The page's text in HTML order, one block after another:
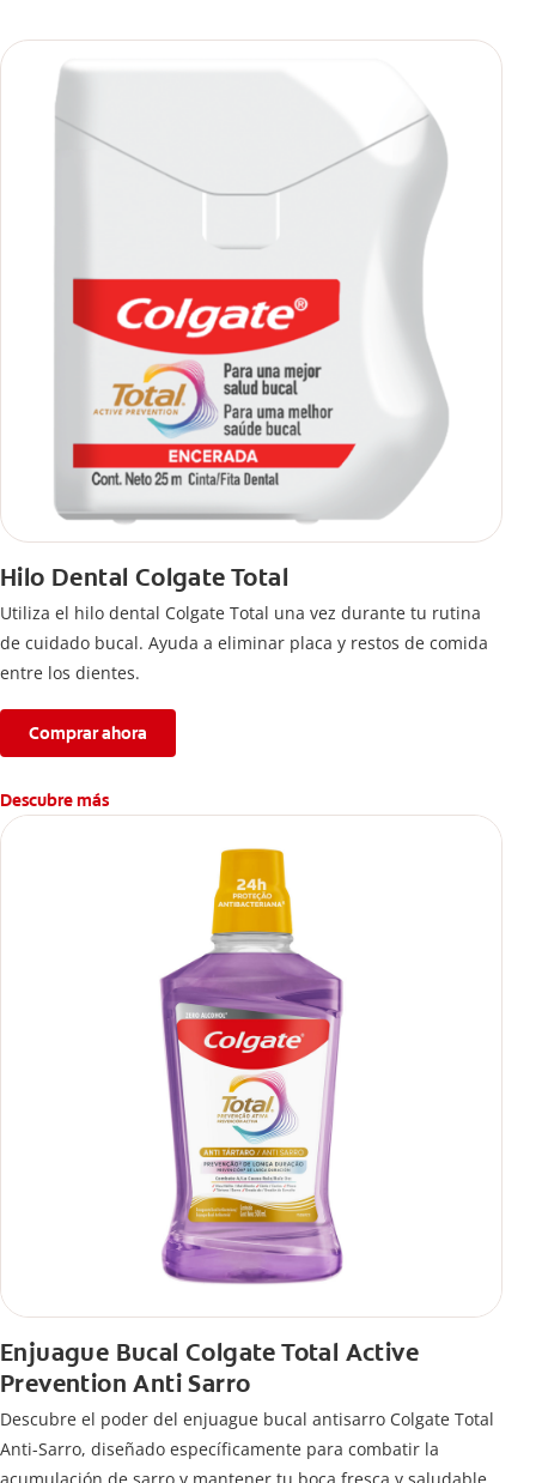
Hilo Dental Colgate Total
Utiliza el hilo dental Colgate Total una vez durante tu rutina
de cuidado bucal. Ayuda a eliminar placa y restos de comida
entre los dientes.
Comprar ahora
Descubre más
Enjuague Bucal Colgate Total Active
Prevention Anti Sarro
Descubre el poder del enjuague bucal antisarro Colgate Total
Anti-Sarro, diseñado específicamente para combatir la